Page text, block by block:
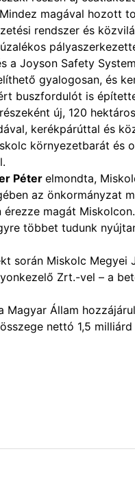
magával hozott
rendszer és
a Joyson Safety
gyalogosan, és
buszfordulót is
új, 120
kerékpárúttal és
környezetbarát és
Péter elmondta,
az önkormányzat
magát
többet tudunk
során Miskolc Megyei
Zrt.-vel – a
Állam
nettó 1,5 milliárd